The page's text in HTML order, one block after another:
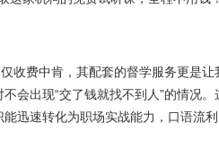
收费中肯，其配套的督学服务更是让
会出现“交了钱就找不到人”的情况。
迅速转化为职场实战能力，口语流